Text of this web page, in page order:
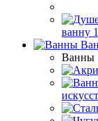
ванну
Ванны